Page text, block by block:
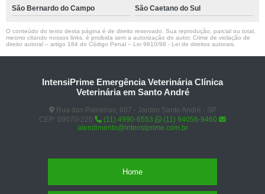
São Bernardo do Campo São Caetano do Sul
O conteúdo do texto desta página é de direito reservado. Sua reprodução, parcial ou total,
mesmo citando nossos links, é proibida sem a autorização do autor. Crime de violação de
direito autoral – artigo 184 do Código Penal – Lei 9610/98 - Lei de direitos autorais
IntensiPrime Emergência Veterinária Clínica
Veterinária em Santo André
Rua das Paineiras, 607 - Jardim Santo André - SP
CEP: 09070-220
(11) 4990-6553
(11) 94056-9460
atendimento@intensiprime.com.br
Home